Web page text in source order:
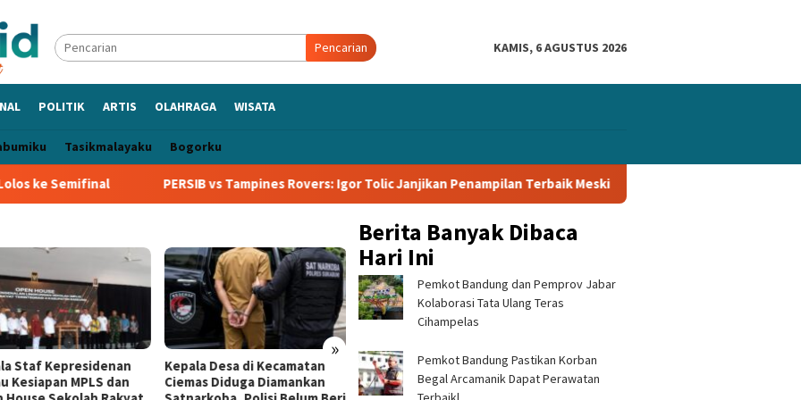
Pencarian KAMIS, 6 AGUSTUS 2026
POLITIK ARTIS OLAHRAGA WISATA
Tasikmalayaku Bogorku
Semifinal PERSIB vs Tampines Rovers: Igor Tolic Janjikan Penampilan Terbaik Meski Sudah Lolos ke Semifinal Piala
»
Staf Kepresidenan
Kesiapan MPLS dan
Kepala Desa di Kecamatan
Ciemas Diduga Diamankan
Banggar DPRD dan TAPD
Sinkronkan Anggaran
SIM Keliling Polres Sukabumi
Hadir di Kalapa Nunggal,
Berita Banyak Dibaca
Hari Ini
Pemkot Bandung dan Pemprov Jabar
Kolaborasi Tata Ulang Teras
Cihampelas
Pemkot Bandung Pastikan Korban
Begal Arcamanik Dapat Perawatan